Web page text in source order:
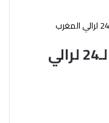
أكادير.. انطلاق الدورة الـ24 لرالي